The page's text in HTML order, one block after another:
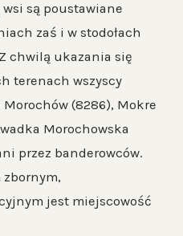
są poustawiane
zaś i w stodołach
chwilą ukazania się
terenach wszyscy
(8286), Mokre
Morochowska
przez banderowców.
jest miejscowość